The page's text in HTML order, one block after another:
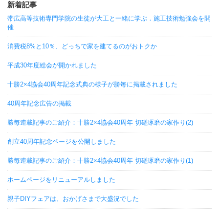
新着記事
帯広高等技術専門学院の生徒が大工と一緒に学ぶ．施工技術勉強会を開
催
消費税8%と10％、どっちで家を建てるのがおトクか
平成30年度総会が開かれました
十勝2×4協会40周年記念式典の様子が勝毎に掲載されました
40周年記念広告の掲載
勝毎連載記事のご紹介：十勝2×4協会40周年 切磋琢磨の家作り(2)
創立40周年記念ページを公開しました
勝毎連載記事のご紹介：十勝2×4協会40周年 切磋琢磨の家作り(1)
ホームページをリニューアルしました
親子DIYフェアは、おかげさまで大盛況でした